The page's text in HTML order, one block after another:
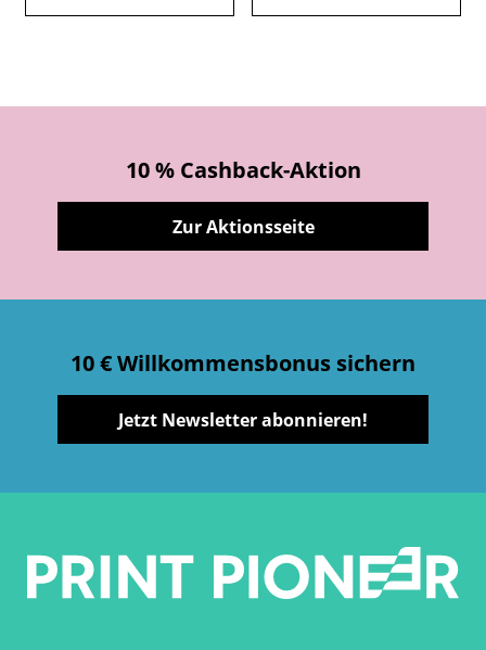
10 % Cashback-Aktion
Zur Aktionsseite
10 € Willkommensbonus sichern
Jetzt Newsletter abonnieren!